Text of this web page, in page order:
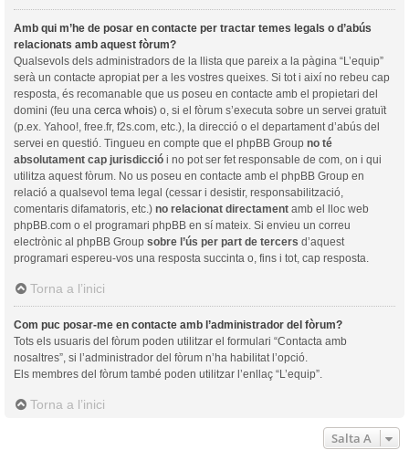
Amb qui m’he de posar en contacte per tractar temes legals o d’abús
relacionats amb aquest fòrum?
Qualsevols dels administradors de la llista que pareix a la pàgina “L’equip”
serà un contacte apropiat per a les vostres queixes. Si tot i així no rebeu cap
resposta, és recomanable que us poseu en contacte amb el propietari del
domini (feu una cerca whois) o, si el fòrum s’executa sobre un servei gratuït
(p.ex. Yahoo!, free.fr, f2s.com, etc.), la direcció o el departament d’abús del
servei en questió. Tingueu en compte que el phpBB Group no té
absolutament cap jurisdicció i no pot ser fet responsable de com, on i qui
utilitza aquest fòrum. No us poseu en contacte amb el phpBB Group en
relació a qualsevol tema legal (cessar i desistir, responsabilització,
comentaris difamatoris, etc.) no relacionat directament amb el lloc web
phpBB.com o el programari phpBB en sí mateix. Si envieu un correu
electrònic al phpBB Group sobre l’ús per part de tercers d’aquest
programari espereu-vos una resposta succinta o, fins i tot, cap resposta.
Torna a l’inici
Com puc posar-me en contacte amb l’administrador del fòrum?
Tots els usuaris del fòrum poden utilitzar el formulari “Contacta amb
nosaltres”, si l’administrador del fòrum n’ha habilitat l’opció.
Els membres del fòrum també poden utilitzar l’enllaç “L’equip”.
Torna a l’inici
Salta A